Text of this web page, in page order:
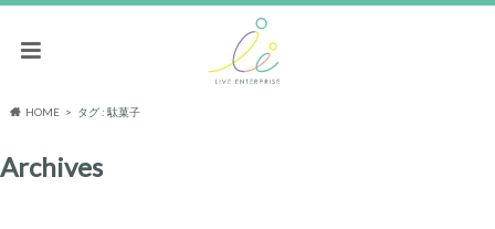
HOME タグ : 駄菓子
Archives